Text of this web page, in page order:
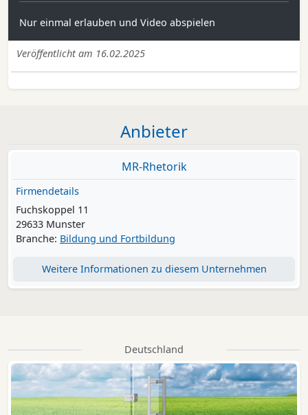
Nur einmal erlauben und Video abspielen
Veröffentlicht am 16.02.2025
Anbieter
MR-Rhetorik
Firmendetails
Fuchskoppel 11
29633 Munster
Branche: Bildung und Fortbildung
Weitere Informationen zu diesem Unternehmen
Deutschland